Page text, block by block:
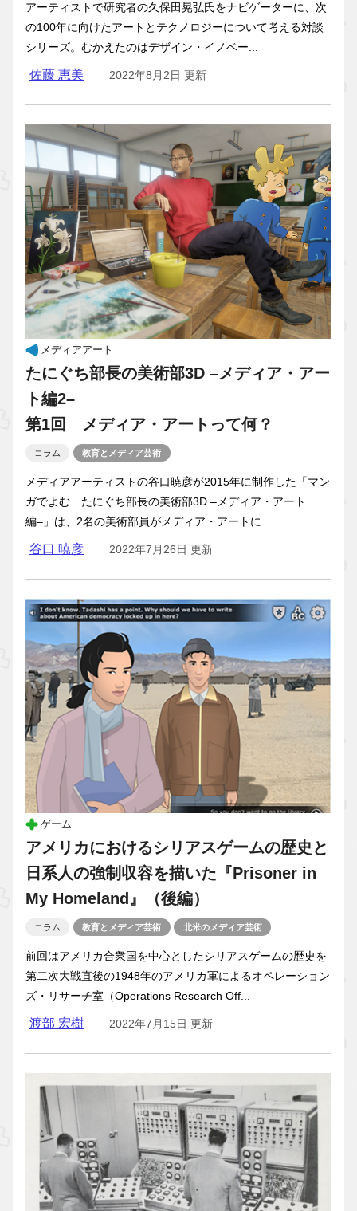
アーティストで研究者の久保田晃弘氏をナビゲーターに、次
の100年に向けたアートとテクノロジーについて考える対談
シリーズ。むかえたのはデザイン・イノベー...
佐藤 恵美 2022年8月2日 更新
メディアアート
たにぐち部長の美術部3D –メディア・アー
ト編2–
第1回 メディア・アートって何？
コラム 教育とメディア芸術
メディアアーティストの谷口暁彦が2015年に制作した「マン
ガでよむ たにぐち部長の美術部3D –メディア・アート
編–」は、2名の美術部員がメディア・アートに...
谷口 暁彦 2022年7月26日 更新
ゲーム
アメリカにおけるシリアスゲームの歴史と
日系人の強制収容を描いた『Prisoner in
My Homeland』（後編）
コラム 教育とメディア芸術 北米のメディア芸術
前回はアメリカ合衆国を中心としたシリアスゲームの歴史を
第二次大戦直後の1948年のアメリカ軍によるオペレーション
ズ・リサーチ室（Operations Research Off...
渡部 宏樹 2022年7月15日 更新